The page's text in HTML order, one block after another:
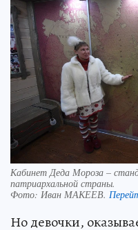
Кабинет Деда Мороза –
патриархальной страны.
Фото: Иван МАКЕЕВ.
Но девочки,